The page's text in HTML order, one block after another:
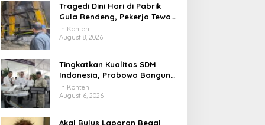
Tragedi Dini Hari di Pabrik
Gula Rendeng, Pekerja Tewas
Tertimpa Alat Pengangkat
Tebu
In Konten
August 8, 2026
Tingkatkan Kualitas SDM
Indonesia, Prabowo Bangun
Sekolah Unggulan hingga
Undang Universitas Terbaik
In Konten
August 6, 2026
Akal Bulus Laporan Begal